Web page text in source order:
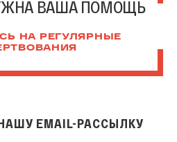
ВАША ПОМОЩЬ
НА РЕГУЛЯРНЫЕ
EMAIL-РАССЫЛКУ